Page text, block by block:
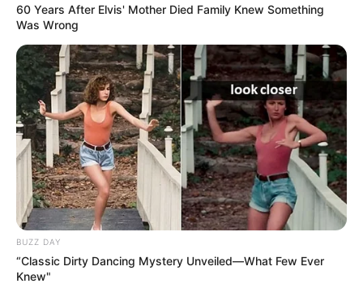
60 Years After Elvis' Mother Died Family Knew Something
Was Wrong
BUZZ DAY
“Classic Dirty Dancing Mystery Unveiled—What Few Ever
Knew"